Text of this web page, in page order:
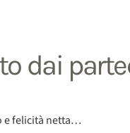
dai
e felicità netta…